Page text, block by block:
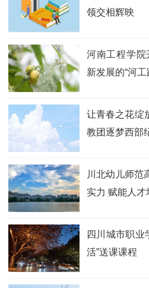
领交相辉映
河南工程学院
新发展的“河工
让青春之花绽
教团逐梦西部
川北幼儿师范
实力 赋能人才
四川城市职业
活”送课课程